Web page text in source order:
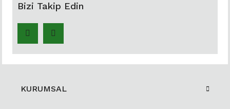
Bizi Takip Edin
KURUMSAL